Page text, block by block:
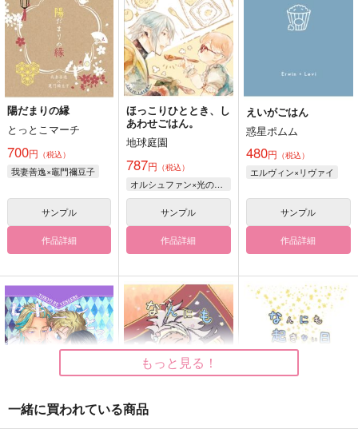
陽だまりの縁
とっとこマーチ
700円 （税込）
我妻善逸×竈門禰豆子
サンプル
作品詳細
ほっこりひととき、し
あわせごはん。
地球庭園
787円 （税込）
オルシュファン×光の戦士♀
サンプル
作品詳細
えいがごはん
惑星ポムム
480円 （税込）
エルヴィン×リヴァイ
サンプル
作品詳細
もっと見る！
一緒に買われている商品